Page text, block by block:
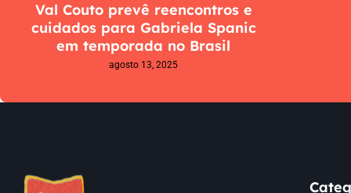
Val Couto prevê reencontros e
cuidados para Gabriela Spanic
em temporada no Brasil
agosto 13, 2025